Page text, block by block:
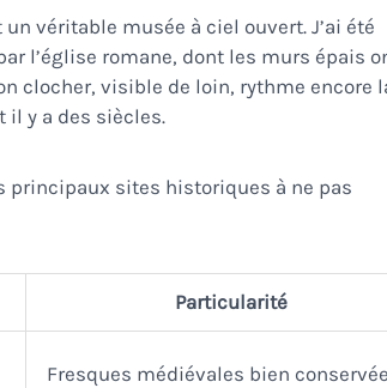
véritable musée à ciel ouvert. J’ai été
l’église romane, dont les murs épais
clocher, visible de loin, rythme encore
y a des siècles.
principaux sites historiques à ne pas
Particularité
Fresques médiévales bien